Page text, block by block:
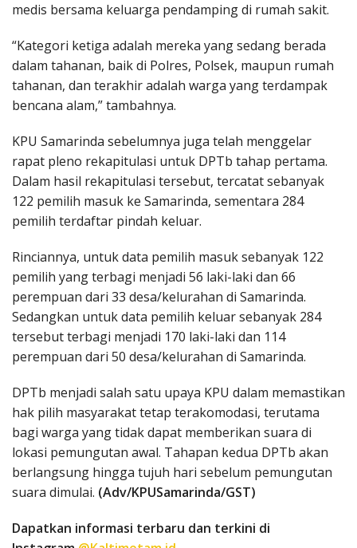
medis bersama keluarga pendamping di rumah sakit.
“Kategori ketiga adalah mereka yang sedang berada
dalam tahanan, baik di Polres, Polsek, maupun rumah
tahanan, dan terakhir adalah warga yang terdampak
bencana alam,” tambahnya.
KPU Samarinda sebelumnya juga telah menggelar
rapat pleno rekapitulasi untuk DPTb tahap pertama.
Dalam hasil rekapitulasi tersebut, tercatat sebanyak
122 pemilih masuk ke Samarinda, sementara 284
pemilih terdaftar pindah keluar.
Rinciannya, untuk data pemilih masuk sebanyak 122
pemilih yang terbagi menjadi 56 laki-laki dan 66
perempuan dari 33 desa/kelurahan di Samarinda.
Sedangkan untuk data pemilih keluar sebanyak 284
tersebut terbagi menjadi 170 laki-laki dan 114
perempuan dari 50 desa/kelurahan di Samarinda.
DPTb menjadi salah satu upaya KPU dalam memastikan
hak pilih masyarakat tetap terakomodasi, terutama
bagi warga yang tidak dapat memberikan suara di
lokasi pemungutan awal. Tahapan kedua DPTb akan
berlangsung hingga tujuh hari sebelum pemungutan
suara dimulai. (Adv/KPUSamarinda/GST)
Dapatkan informasi terbaru dan terkini di